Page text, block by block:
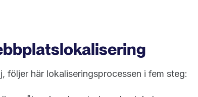
följer här lokaliseringsprocessen i fem steg: